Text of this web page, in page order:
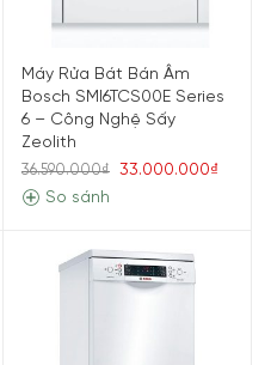
Máy Rửa Bát Bán Âm
Bosch SMI6TCS00E Series
6 – Công Nghệ Sấy
Zeolith
36.590.000₫
33.000.000₫
So sánh